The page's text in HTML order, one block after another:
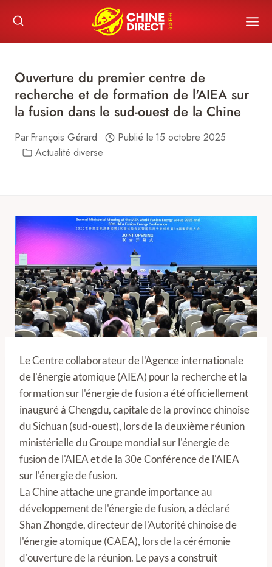
content
Ouverture du premier centre de
recherche et de formation de l'AIEA sur
la fusion dans le sud-ouest de la Chine
ParFrançois Gérard Publié le 15 octobre 2025
Actualité diverse
Le Centre collaborateur de l'Agence internationale
de l'énergie atomique (AIEA) pour la recherche et la
formation sur l'énergie de fusion a été officiellement
inauguré à Chengdu, capitale de la province chinoise
du Sichuan (sud-ouest), lors de la deuxième réunion
ministérielle du Groupe mondial sur l'énergie de
fusion de l'AIEA et de la 30e Conférence de l'AIEA
sur l'énergie de fusion.
La Chine attache une grande importance au
développement de l'énergie de fusion, a déclaré
Shan Zhongde, directeur de l'Autorité chinoise de
l'énergie atomique (CAEA), lors de la cérémonie
d'ouverture de la réunion. Le pays a construit